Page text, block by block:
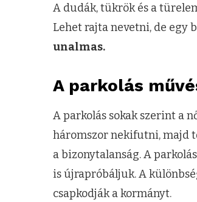
A dudák, tükrök és a
Lehet rajta nevetni, de egy
unalmas.
A parkolás
A parkolás sokak szerint a
háromszor nekifutni, majd
a bizonytalanság. A
is újrapróbáljuk. A
csapkodják a kormányt.